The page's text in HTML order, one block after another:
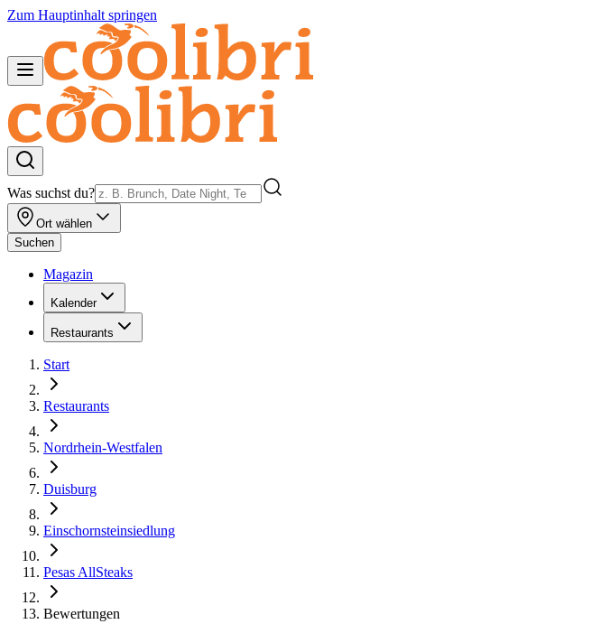
Zum Hauptinhalt springen
Was suchst du?
Ort wählen
Suchen
Magazin
Kalender
Restaurants
Start
Restaurants
Nordrhein-Westfalen
Duisburg
Einschornsteinsiedlung
Pesas AllSteaks
Bewertungen